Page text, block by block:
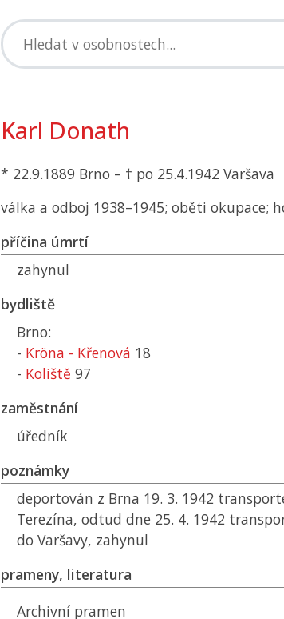
Karl Donath
* 22.9.1889 Brno – † po 25.4.1942 Varšava
válka a odboj 1938–1945; oběti okupace;
příčina úmrtí
zahynul
bydliště
Brno:
- Kröna - Křenová 18
- Koliště 97
zaměstnání
úředník
poznámky
deportován z Brna 19. 3. 1942
Terezína, odtud dne 25. 4. 1942
do Varšavy, zahynul
prameny, literatura
Archivní pramen